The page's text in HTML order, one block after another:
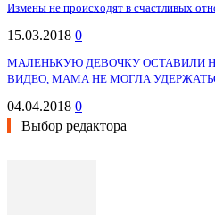
Измены не происходят в счастливых
15.03.2018 0
МАЛЕНЬКУЮ ДЕВОЧКУ ОСТАВИЛИ
ВИДЕО, МАМА НЕ МОГЛА
04.04.2018 0
Выбор редактора